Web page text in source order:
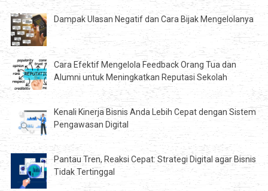
Dampak Ulasan Negatif dan Cara Bijak Mengelolanya
Cara Efektif Mengelola Feedback Orang Tua dan
Alumni untuk Meningkatkan Reputasi Sekolah
Kenali Kinerja Bisnis Anda Lebih Cepat dengan Sistem
Pengawasan Digital
Pantau Tren, Reaksi Cepat: Strategi Digital agar Bisnis
Tidak Tertinggal